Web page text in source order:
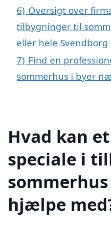
6) Oversigt over
tilbygninger til
eller hele Svendborg
7) Find en
sommerhus i byer
Hvad kan
speciale i
hjælpe